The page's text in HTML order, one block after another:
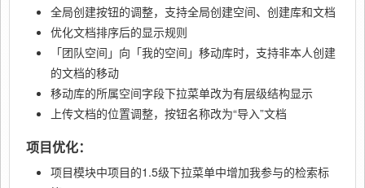
全局创建按钮的调整，支持全局创建空间、创建库和文档
优化文档排序后的显示规则
「团队空间」向「我的空间」移动库时，支持非本人创建
的文档的移动
移动库的所属空间字段下拉菜单改为有层级结构显示
上传文档的位置调整，按钮名称改为“导入”文档
项目优化：
项目模块中项目的1.5级下拉菜单中增加我参与的检索标